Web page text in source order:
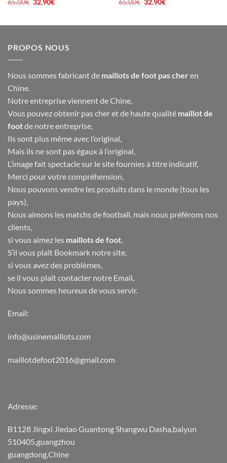
65.00€ Le
32.90€Le
65.00€ Le
32.90€Le
PROPOS NOUS
Nous sommes fabricant de maillots de foot pas cher en
Chine.
Notre entreprise viennent de Chine,
Vous pouvez obtenir pas cher et de haute qualité maillot de
footde notre entreprise,
Ils sont plus même avec l’original,
Mais ils ne sont pas égaux à l’original,
L’image fait spectacle sur le site fournies à titre indicatif,
Merci pour votre compréhension,
Nous pouvons vendre les produits dans le monde (tous les
pays),
Nous aimons les matchs de football, mais nous préférons nos
clients,
si vous aimez les maillots de foot
S’il vous plaît Bookmark notre site,
si vous avez des problèmes,
se il vous plaît contacter notre Email,
Nous sommes heureux de vous servir.
Email:
info@usinemaillots.com
maillotdefoot2016@gmail.com
Adresse:
B1128 Jingxi Jiedao Guantong Shangwu Dasha,baiyun
510405,guangzhou
guangdong,Chine